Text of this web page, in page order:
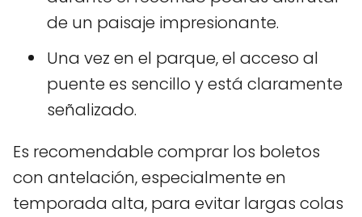
de un paisaje impresionante.
Una vez en el parque, el acceso al
puente es sencillo y está claramente
señalizado.
Es recomendable comprar los boletos
con antelación, especialmente en
temporada alta, para evitar largas colas